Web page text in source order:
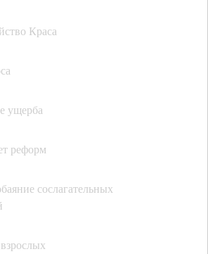
Краса
ущерба
реформ
сослагательных